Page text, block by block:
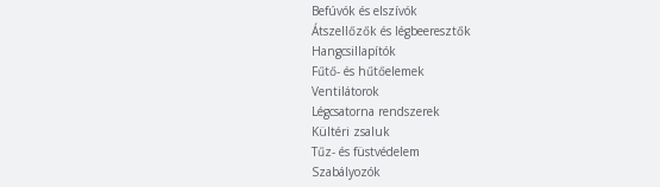
Befúvók és elszívók
Átszellőzők és légbeeresztők
Hangcsillapítók
Fűtő- és hűtőelemek
Ventilátorok
Légcsatorna rendszerek
Kültéri zsaluk
Tűz- és füstvédelem
Szabályozók